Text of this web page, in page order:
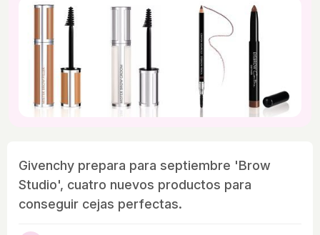
Givenchy prepara para septiembre 'Brow
Studio', cuatro nuevos productos para
conseguir cejas perfectas.